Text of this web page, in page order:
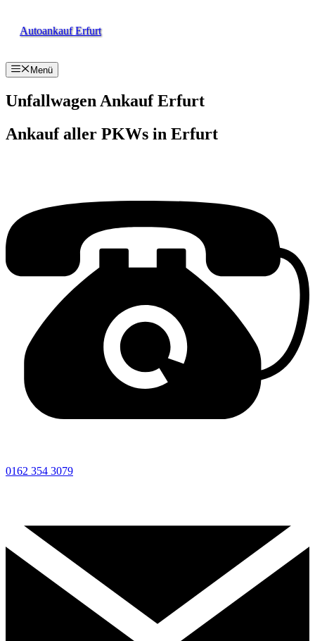
InhaltAutoankauf Erfurt
Menü
Unfallwagen Ankauf Erfurt
Ankauf aller PKWs in Erfurt
0162 354 3079